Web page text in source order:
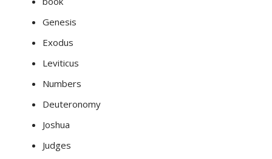
Genesis
Exodus
Leviticus
Numbers
Deuteronomy
Joshua
Judges